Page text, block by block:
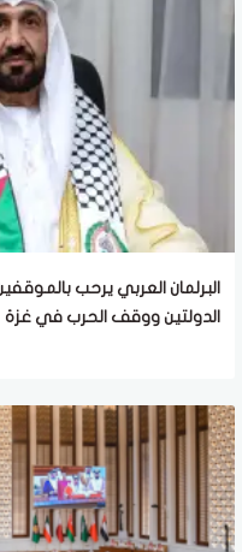
البرلمان العربي يرحب
الدولتين ووقف الحرب في غزة